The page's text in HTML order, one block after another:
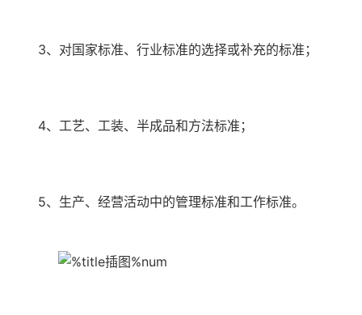
3、对国家标准、行业标准的选择或补充的标准；
4、工艺、工装、半成品和方法标准；
5、生产、经营活动中的管理标准和工作标准。